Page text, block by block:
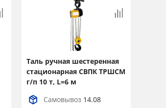
Таль ручная шестеренная
стационарная СВПК ТРШСМ
г/п 10 т, L=6 м
Самовывоз 14.08